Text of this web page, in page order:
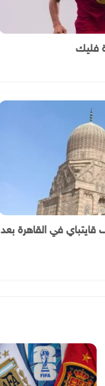
فليك
قايتباي في القاهرة بعد